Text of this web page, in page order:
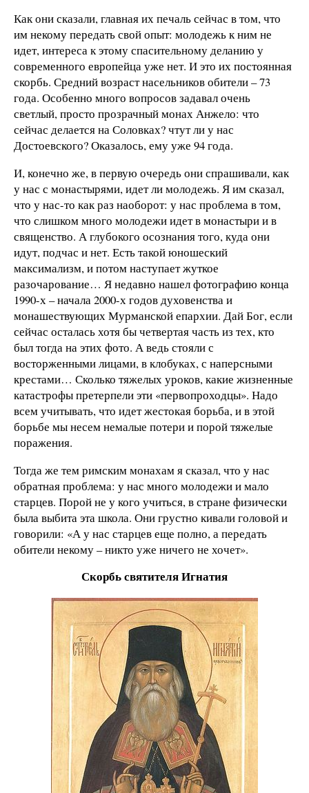
Как они сказали, главная их печаль сейчас в том, что
им некому передать свой опыт: молодежь к ним не
идет, интереса к этому спасительному деланию у
современного европейца уже нет. И это их постоянная
скорбь. Средний возраст насельников обители – 73
года. Особенно много вопросов задавал очень
светлый, просто прозрачный монах Анжело: что
сейчас делается на Соловках? чтут ли у нас
Достоевского? Оказалось, ему уже 94 года.
И, конечно же, в первую очередь они спрашивали, как
у нас с монастырями, идет ли молодежь. Я им сказал,
что у нас-то как раз наоборот: у нас проблема в том,
что слишком много молодежи идет в монастыри и в
священство. А глубокого осознания того, куда они
идут, подчас и нет. Есть такой юношеский
максимализм, и потом наступает жуткое
разочарование… Я недавно нашел фотографию конца
1990-х – начала 2000-х годов духовенства и
монашествующих Мурманской епархии. Дай Бог, если
сейчас осталась хотя бы четвертая часть из тех, кто
был тогда на этих фото. А ведь стояли с
восторженными лицами, в клобуках, с наперсными
крестами… Сколько тяжелых уроков, какие жизненные
катастрофы претерпели эти «первопроходцы». Надо
всем учитывать, что идет жестокая борьба, и в этой
борьбе мы несем немалые потери и порой тяжелые
поражения.
Тогда же тем римским монахам я сказал, что у нас
обратная проблема: у нас много молодежи и мало
старцев. Порой не у кого учиться, в стране физически
была выбита эта школа. Они грустно кивали головой и
говорили: «А у нас старцев еще полно, а передать
обители некому – никто уже ничего не хочет».
Скорбь святителя Игнатия